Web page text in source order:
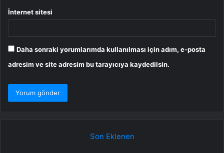
İnternet sitesi
Daha sonraki yorumlarımda kullanılması için adım, e-posta
adresim ve site adresim bu tarayıcıya kaydedilsin.
Son Eklenen